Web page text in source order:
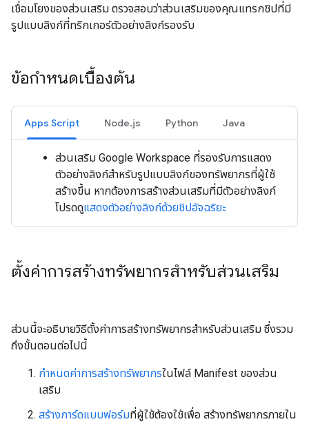
เชื่อมโยงของส่วนเสริม ตรวจสอบว่าส่วนเสริมของคุณแทรกชิปที่มี
รูปแบบลิงก์ที่ทริกเกอร์ตัวอย่างลิงก์รองรับ
ข้อกำหนดเบื้องต้น
Apps Script Node.js Python Java
ส่วนเสริม Google Workspace ที่รองรับการแสดง
ตัวอย่างลิงก์สำหรับรูปแบบลิงก์ของทรัพยากรที่ผู้ใช้
สร้างขึ้น หากต้องการสร้างส่วนเสริมที่มีตัวอย่างลิงก์
โปรดดูแสดงตัวอย่างลิงก์ด้วยชิปอัจฉริยะ
ตั้งค่าการสร้างทรัพยากรสำหรับส่วนเสริม
ส่วนนี้จะอธิบายวิธีตั้งค่าการสร้างทรัพยากรสำหรับส่วนเสริม ซึ่งรวม
ถึงขั้นตอนต่อไปนี้
กำหนดค่าการสร้างทรัพยากรในไฟล์ Manifest ของส่วน
เสริม
สร้างการ์ดแบบฟอร์มที่ผู้ใช้ต้องใช้เพื่อ สร้างทรัพยากรภายใน